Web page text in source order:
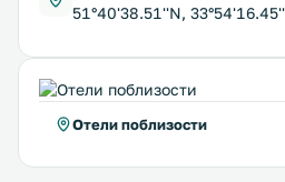
51°40'38.51''N,
Отели поблизости